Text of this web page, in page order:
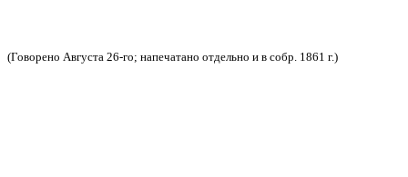
(Говорено Августа 26-го; напечатано отдельно и в собр. 1861 г.)